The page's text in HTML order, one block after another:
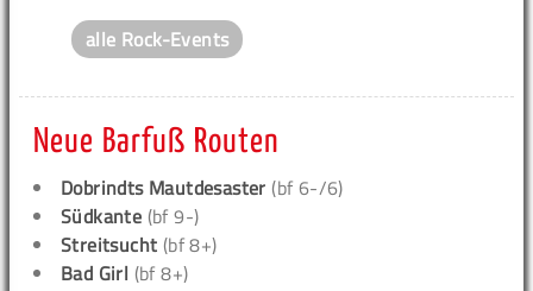
alle Rock-Events
Neue Barfuß Routen
Dobrindts Mautdesaster (bf 6-/6)
Südkante (bf 9-)
Streitsucht (bf 8+)
Bad Girl (bf 8+)